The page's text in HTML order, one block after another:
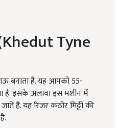
Tyne
बनाता है. यह आपको 55-
है. इसके अलावा इस मशीन में
हैं. यह रिजर कठोर मिट्टी की